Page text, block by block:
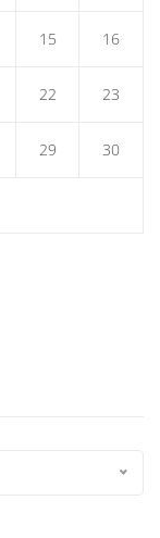
15 16
22 23
29 30